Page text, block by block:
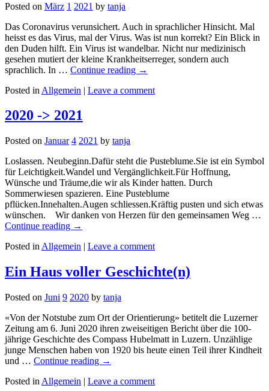
Posted on März 1 2021 by tanja
Das Coronavirus verunsichert. Auch in sprachlicher Hinsicht. Mal
heisst es das Virus, mal der Virus. Was ist nun korrekt? Ein Blick in
den Duden hilft. Ein Virus ist wandelbar. Nicht nur medizinisch
gesehen mutiert der kleine Krankheitserreger, sondern auch
sprachlich. In … Continue reading →
Posted in Allgemein | Leave a comment
2020 -> 2021
Posted on Januar 4 2021 by tanja
Loslassen. Neubeginn.Dafür steht die Pusteblume.Sie ist ein Symbol
für Leichtigkeit.Wandel und Vergänglichkeit.Für Hoffnung,
Wünsche und Träume,die wir als Kinder hatten. Durch
Sommerwiesen spazieren. Eine Pusteblume
pflücken.Innehalten.Augen schliessen.Kräftig pusten und sich etwas
wünschen. Wir danken von Herzen für den gemeinsamen Weg …
Continue reading →
Posted in Allgemein | Leave a comment
Ein Haus voller Geschichte(n)
Posted on Juni 9 2020 by tanja
«Von der Notstube zum Ort der Orientierung» betitelt die Luzerner
Zeitung am 6. Juni 2020 ihren zweiseitigen Bericht über die 100-
jährige Geschichte des Compass Hubelmatt in Luzern. Unzählige
junge Menschen haben von 1920 bis heute einen Teil ihrer Kindheit
und … Continue reading →
Posted in Allgemein | Leave a comment